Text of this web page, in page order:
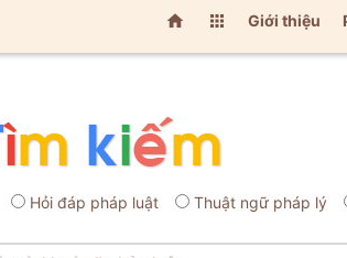
  Giới thiệu
Hỏi đáp pháp luật Thuật ngữ pháp lý